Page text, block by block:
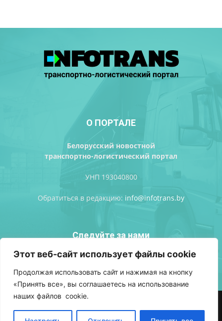
Этот веб-сайт использует файлы cookie
Продолжая использовать сайт и нажимая на кнопку
«Принять все», вы соглашаетесь на использование
наших файлов cookie.
О ПОРТАЛЕ
Белорусский новостной
транспортно-логистический портал
УНП 193040800
Обратиться в редакцию: info@infotrans.bу
Следуйте за нами
АВТОРСКИЕ ПРАВА
РЕКЛАМА
ВХОД